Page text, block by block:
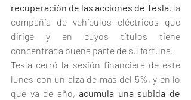
recuperación de las acciones de Tesla, la
compañía de vehículos eléctricos que
dirige y en cuyos títulos tiene
concentrada buena parte de su fortuna.
Tesla cerró la sesión financiera de este
lunes con un alza de más del 5%, y en lo
que va de año, acumula una subida de